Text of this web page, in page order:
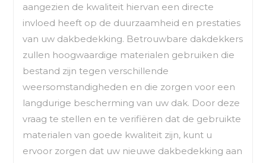
aangezien de kwaliteit hiervan een directe
invloed heeft op de duurzaamheid en prestaties
van uw dakbedekking. Betrouwbare dakdekkers
zullen hoogwaardige materialen gebruiken die
bestand zijn tegen verschillende
weersomstandigheden en die zorgen voor een
langdurige bescherming van uw dak. Door deze
vraag te stellen en te verifiëren dat de gebruikte
materialen van goede kwaliteit zijn, kunt u
ervoor zorgen dat uw nieuwe dakbedekking aan